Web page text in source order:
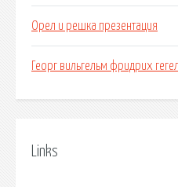
Орел и решка презентация
Георг вильгельм фридрих
Links